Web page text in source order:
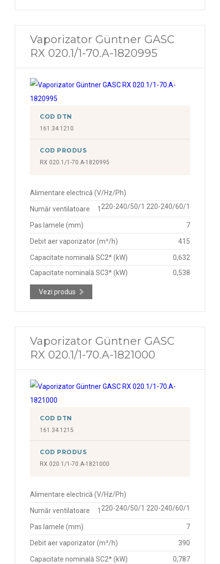
Vaporizator Güntner GASC
RX 020.1/1-70.A-1820995
COD DTN
161.34.1210
COD PRODUS
RX 020.1/1-70.A-1820995
Alimentare electrică (V/Hz/Ph)
220-240/50/1 220-240/60/1
Număr ventilatoare 1
Pas lamele (mm) 7
Debit aer vaporizator (m³/h) 415
Capacitate nominală SC2* (kW)
0,632
Capacitate nominală SC3* (kW)
0,538
Vezi produs
Vaporizator Güntner GASC
RX 020.1/1-70.A-1821000
COD DTN
161.34.1215
COD PRODUS
RX 020.1/1-70.A-1821000
Alimentare electrică (V/Hz/Ph)
220-240/50/1 220-240/60/1
Număr ventilatoare 1
Pas lamele (mm) 7
Debit aer vaporizator (m³/h) 390
Capacitate nominală SC2* (kW)
0,787